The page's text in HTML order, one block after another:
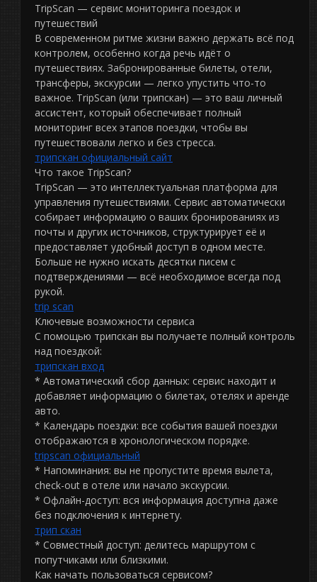
TripScan — сервис мониторинга поездок и
путешествий
В современном ритме жизни важно держать всё под
контролем, особенно когда речь идёт о
путешествиях. Забронированные билеты, отели,
трансферы, экскурсии — легко упустить что-то
важное. TripScan (или трипскан) — это ваш личный
ассистент, который обеспечивает полный
мониторинг всех этапов поездки, чтобы вы
путешествовали легко и без стресса.
трипскан официальный сайт
Что такое TripScan?
TripScan — это интеллектуальная платформа для
управления путешествиями. Сервис автоматически
собирает информацию о ваших бронированиях из
почты и других источников, структурирует её и
предоставляет удобный доступ в одном месте.
Больше не нужно искать десятки писем с
подтверждениями — всё необходимое всегда под
рукой.
trip scan
Ключевые возможности сервиса
С помощью трипскан вы получаете полный контроль
над поездкой:
трипскан вход
* Автоматический сбор данных: сервис находит и
добавляет информацию о билетах, отелях и аренде
авто.
* Календарь поездки: все события вашей поездки
отображаются в хронологическом порядке.
tripscan официальный
* Напоминания: вы не пропустите время вылета,
check-out в отеле или начало экскурсии.
* Офлайн-доступ: вся информация доступна даже
без подключения к интернету.
трип скан
* Совместный доступ: делитесь маршрутом с
попутчиками или близкими.
Как начать пользоваться сервисом?